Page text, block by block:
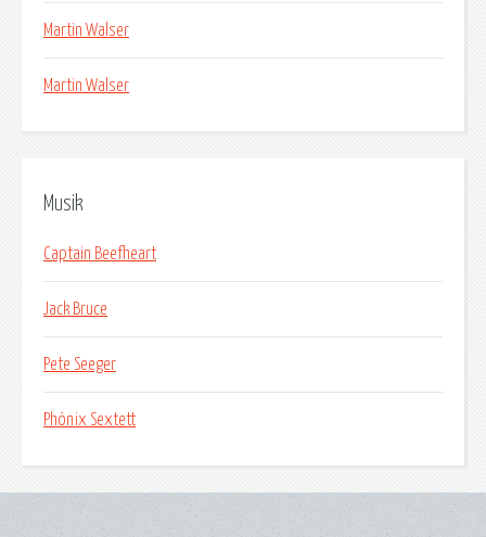
Martin Walser
Martin Walser
Musik
Captain Beefheart
Jack Bruce
Pete Seeger
Phönix Sextett